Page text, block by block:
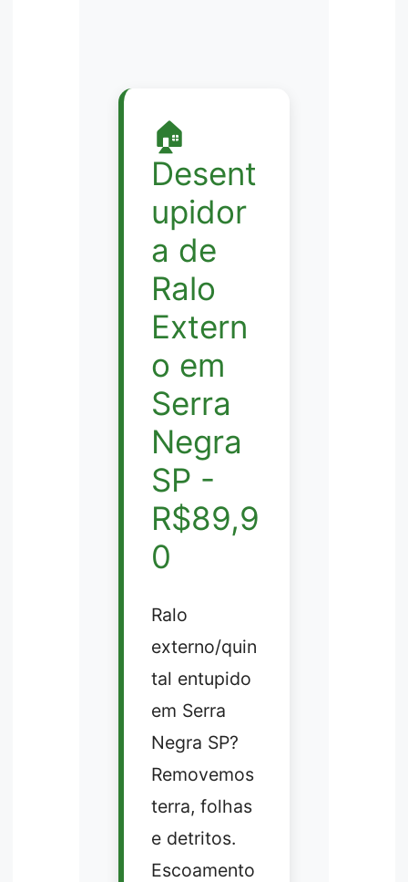
🏠
Desent
upidor
a de
Ralo
Extern
o em
Serra
Negra
SP -
R$89,9
0
Ralo
externo/quin
tal entupido
em Serra
Negra SP?
Removemos
terra, folhas
e detritos.
Escoamento